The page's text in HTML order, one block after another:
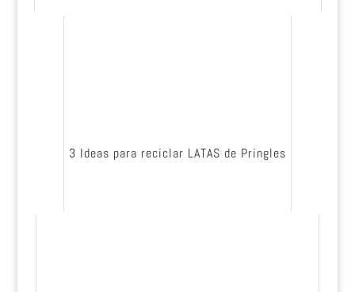
3 Ideas para reciclar LATAS de Pringles